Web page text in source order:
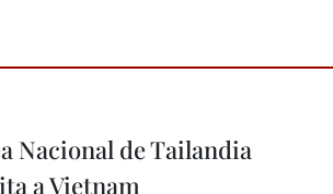
Nacional de Tailandia
a Vietnam